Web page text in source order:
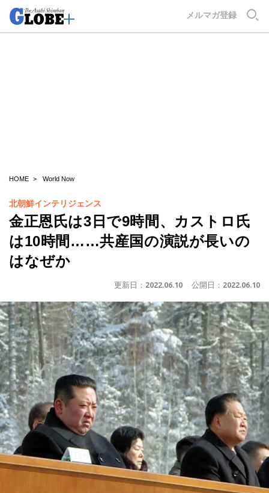
メルマガ登録
HOME World Now
北朝鮮インテリジェンス
金正恩氏は3日で9時間、カストロ氏
は10時間……共産国の演説が長いの
はなぜか
更新日： 2022.06.10 公開日： 2022.06.10